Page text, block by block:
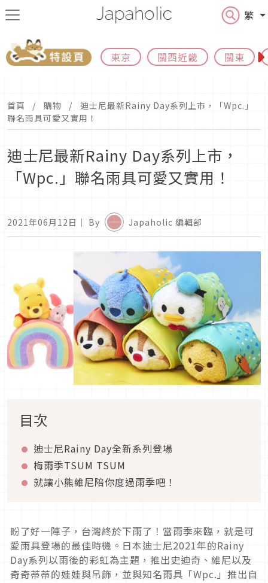
繁
東京 關西近畿 關東
首頁 購物
迪士尼最新Rainy Day系列上市，「Wpc.」
聯名雨具可愛又實用！
迪士尼最新Rainy Day系列上市，
「Wpc.」聯名雨具可愛又實用！
2021年06月12日 ｜ By Japaholic 編輯部
目次
迪士尼Rainy Day全新系列登場
梅雨季TSUM TSUM
就讓小熊維尼陪你度過雨季吧！
盼了好一陣子，台灣終於下雨了！當雨季來臨，就是可
愛雨具登場的最佳時機。日本迪士尼2021年的Rainy
Day系列以雨後的彩虹為主題，推出史迪奇、維尼以及
奇奇蒂蒂的娃娃與吊飾，並與知名雨具「Wpc.」推出自